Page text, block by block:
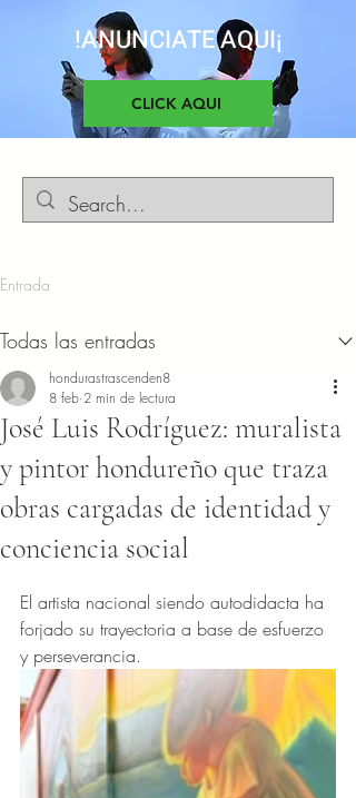
!ANUNCIATE AQUI¡
CLICK AQUI
Entrada
Todas las entradas
José Luis Rodríguez: muralista
y pintor hondureño que traza
obras cargadas de identidad y
conciencia social
hondurastrascenden8
8 feb 2 min de lectura
El artista nacional siendo autodidacta ha
forjado su trayectoria a base de esfuerzo
y perseverancia.